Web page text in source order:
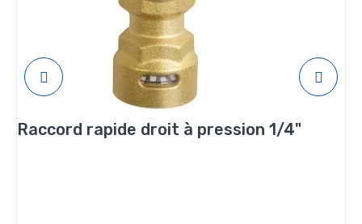
Raccord rapide droit à pression 1/4"